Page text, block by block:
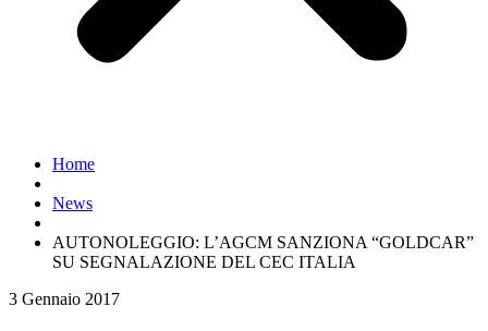
Home
News
AUTONOLEGGIO: L’AGCM SANZIONA “GOLDCAR”
SU SEGNALAZIONE DEL CEC ITALIA
3 Gennaio 2017